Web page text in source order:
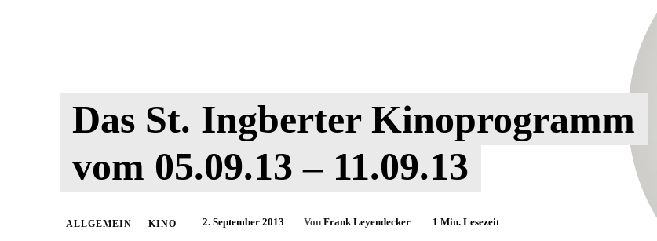
Das St. Ingberter Kinoprogramm
vom 05.09.13 – 11.09.13
ALLGEMEIN KINO 2. September 2013 Von Frank Leyendecker 1 Min. Lesezeit